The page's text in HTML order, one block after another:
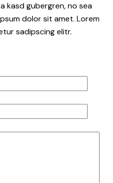
kasd gubergren, no sea
dolor sit amet. Lorem
sadipscing elitr.